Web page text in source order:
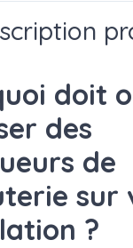
doit
des
de
sur
?